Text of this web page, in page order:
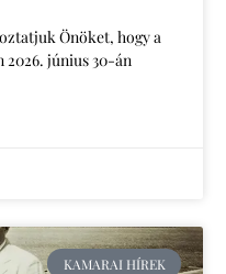
Önöket, hogy a
2026. június 30-án
KAMARAI HÍREK